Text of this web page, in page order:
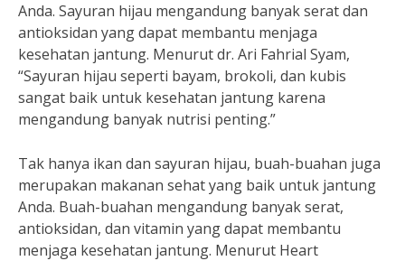
Anda. Sayuran hijau mengandung banyak serat dan
antioksidan yang dapat membantu menjaga
kesehatan jantung. Menurut dr. Ari Fahrial Syam,
“Sayuran hijau seperti bayam, brokoli, dan kubis
sangat baik untuk kesehatan jantung karena
mengandung banyak nutrisi penting.”
Tak hanya ikan dan sayuran hijau, buah-buahan juga
merupakan makanan sehat yang baik untuk jantung
Anda. Buah-buahan mengandung banyak serat,
antioksidan, dan vitamin yang dapat membantu
menjaga kesehatan jantung. Menurut Heart